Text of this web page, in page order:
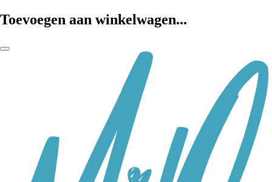
Toevoegen aan winkelwagen...